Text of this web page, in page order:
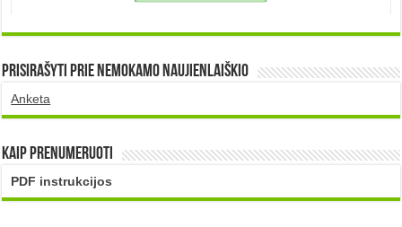
Prisirašyti prie nemokamo naujienlaiškio
Anketa
Kaip prenumeruoti
PDF instrukcijos